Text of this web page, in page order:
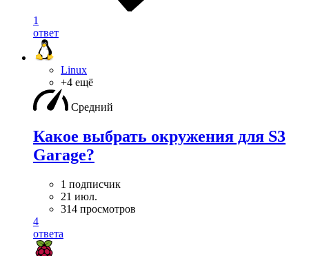
1
ответ
Linux
+4 ещё
Средний
Какое выбрать окружения для S3
Garage?
1 подписчик
21 июл.
314 просмотров
4
ответа